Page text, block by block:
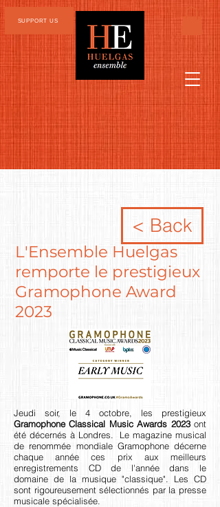
SUPPORT US
< Back
L'Ensemble Huelgas
remporte le prestigieux
Gramophone Award
2023
Jeudi soir, le 4 octobre, les prestigieux
Gramophone Classical Music Awards 2023ont
été décernés à Londres. Le magazine musical
de renommée mondiale Gramophone décerne
chaque année ces prix aux meilleurs
enregistrements CD de l'année dans le
domaine de la musique "classique". Les CD
sont rigoureusement sélectionnés par la presse
musicale spécialisée.